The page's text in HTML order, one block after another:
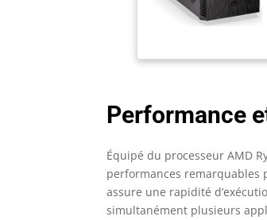
Performance
Équipé du processeur AMD
performances remarquables
assure une rapidité
simultanément plusieurs